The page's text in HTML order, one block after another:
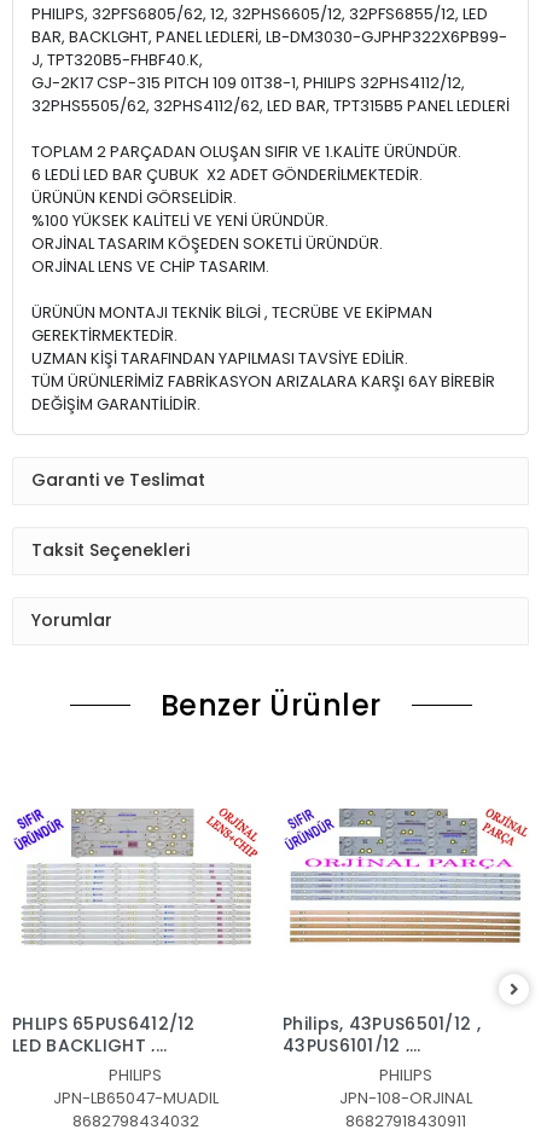
PHILIPS, 32PFS6805/62, 12, 32PHS6605/12, 32PFS6855/12, LED
BAR, BACKLGHT, PANEL LEDLERİ, LB-DM3030-GJPHP322X6PB99-
J, TPT320B5-FHBF40.K,
GJ-2K17 CSP-315 PITCH 109 01T38-1, PHILIPS 32PHS4112/12,
32PHS5505/62, 32PHS4112/62, LED BAR, TPT315B5 PANEL LEDLERİ
TOPLAM 2 PARÇADAN OLUŞAN SIFIR VE 1.KALİTE ÜRÜNDÜR.
6 LEDLİ LED BAR ÇUBUK X2 ADET GÖNDERİLMEKTEDİR.
ÜRÜNÜN KENDİ GÖRSELİDİR.
%100 YÜKSEK KALİTELİ VE YENİ ÜRÜNDÜR.
ORJİNAL TASARIM KÖŞEDEN SOKETLİ ÜRÜNDÜR.
ORJİNAL LENS VE CHİP TASARIM.
ÜRÜNÜN MONTAJI TEKNİK BİLGİ , TECRÜBE VE EKİPMAN
GEREKTİRMEKTEDİR.
UZMAN KİŞİ TARAFINDAN YAPILMASI TAVSİYE EDİLİR.
TÜM ÜRÜNLERİMİZ FABRİKASYON ARIZALARA KARŞI 6AY BİREBİR
DEĞİŞİM GARANTİLİDİR.
Garanti ve Teslimat
Taksit Seçenekleri
Yorumlar
Benzer Ürünler
PHLIPS 65PUS6412/12
LED BACKLIGHT ,
65PUS6523,
65PUS6162/12,
65PUS6262,
65PUS6703,
PHILIPS
JPN-LB65047-MUADIL
8682798434032
Philips, 43PUS6501/12 ,
43PUS6101/12 ,
43PUS6201/12,
43PUS7202,
43PUS6551, LED BAR
TAKIMI, ORJİNALİ
PHILIPS
JPN-108-ORJINAL
86827918430911